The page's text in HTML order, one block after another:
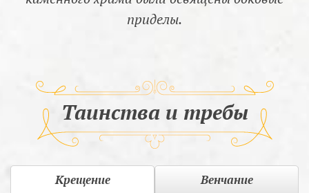
приделы.
Таинства и требы
Крещение Венчание